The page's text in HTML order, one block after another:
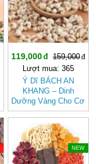
119,000
159,000
Lượt mua: 365
Ý Dĩ BÁCH AN
KHANG – Dinh
Dưỡng Vàng Cho Cơ
Thể Khỏe Mạnh
-20%
NEW